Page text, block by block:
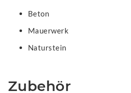
Beton
Mauerwerk
Naturstein
Zubehör